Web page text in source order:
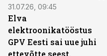
31.07.26, 09:45
Elva
elektroonikatööstus
GPV Eesti sai uue juhi
ettevõtte seest.